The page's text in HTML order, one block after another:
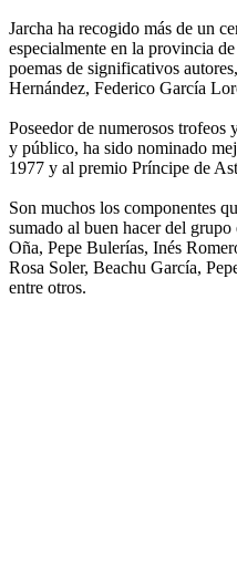
Jarcha ha recogido más de un
especialmente en la provincia
poemas de significativos
Hernández, Federico García
Poseedor de numerosos trofeos
y público, ha sido nominado
1977 y al premio Príncipe de
Son muchos los componentes
sumado al buen hacer del
Oña, Pepe Bulerías, Inés
Rosa Soler, Beachu García,
entre otros.